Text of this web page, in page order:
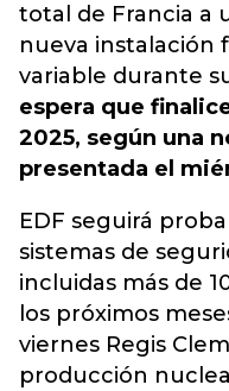
total de Francia a
nueva instalación
variable durante
espera que
2025, según una
presentada el
EDF seguirá
sistemas de
incluidas más de
los próximos
viernes Regis
producción